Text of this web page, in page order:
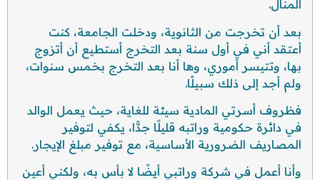
المنال.
بعد أن تخرجت من الثانوية، ودخلت الجامعة، كنت
أعتقد أني في أول سنة بعد التخرج أستطيع أن أتزوج
بها، وتتيسر أموري، وها أنا بعد التخرج بخمس سنوات،
ولم أجد إلى ذلك سبيلًا.
فظروف أسرتي المادية سيئة للغاية، حيث يعمل الوالد
في دائرة حكومية وراتبه قليلًا جدًّا، يكفي لتوفير
المصاريف الضرورية الأساسية، مع توفير مبلغ الإيجار.
وأنا أعمل في شركة وراتبي أيضًا لا بأس به، ولكني أعين